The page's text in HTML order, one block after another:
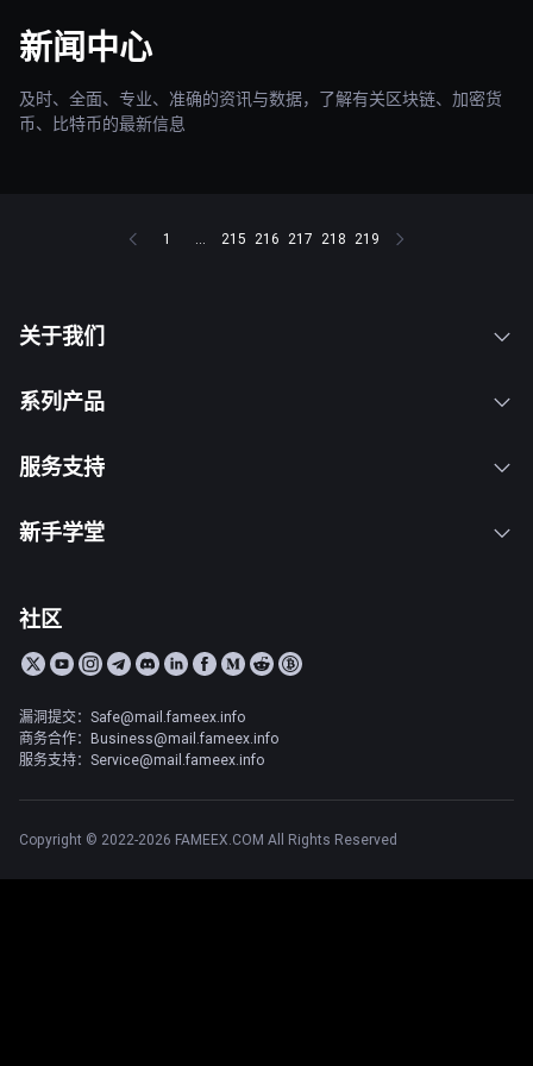
新闻中心
及时、全面、专业、准确的资讯与数据，了解有关区块链、加密货
币、比特币的最新信息
1 ... 215 216 217 218 219
关于我们
系列产品
服务支持
新手学堂
社区
漏洞提交：Safe@mail.fameex.info
商务合作：Business@mail.fameex.info
服务支持：Service@mail.fameex.info
Copyright © 2022-2026 FAMEEX.COM All Rights Reserved